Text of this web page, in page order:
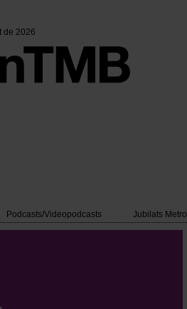
de 2026
Podcasts/Videopodcasts Jubilats Metro